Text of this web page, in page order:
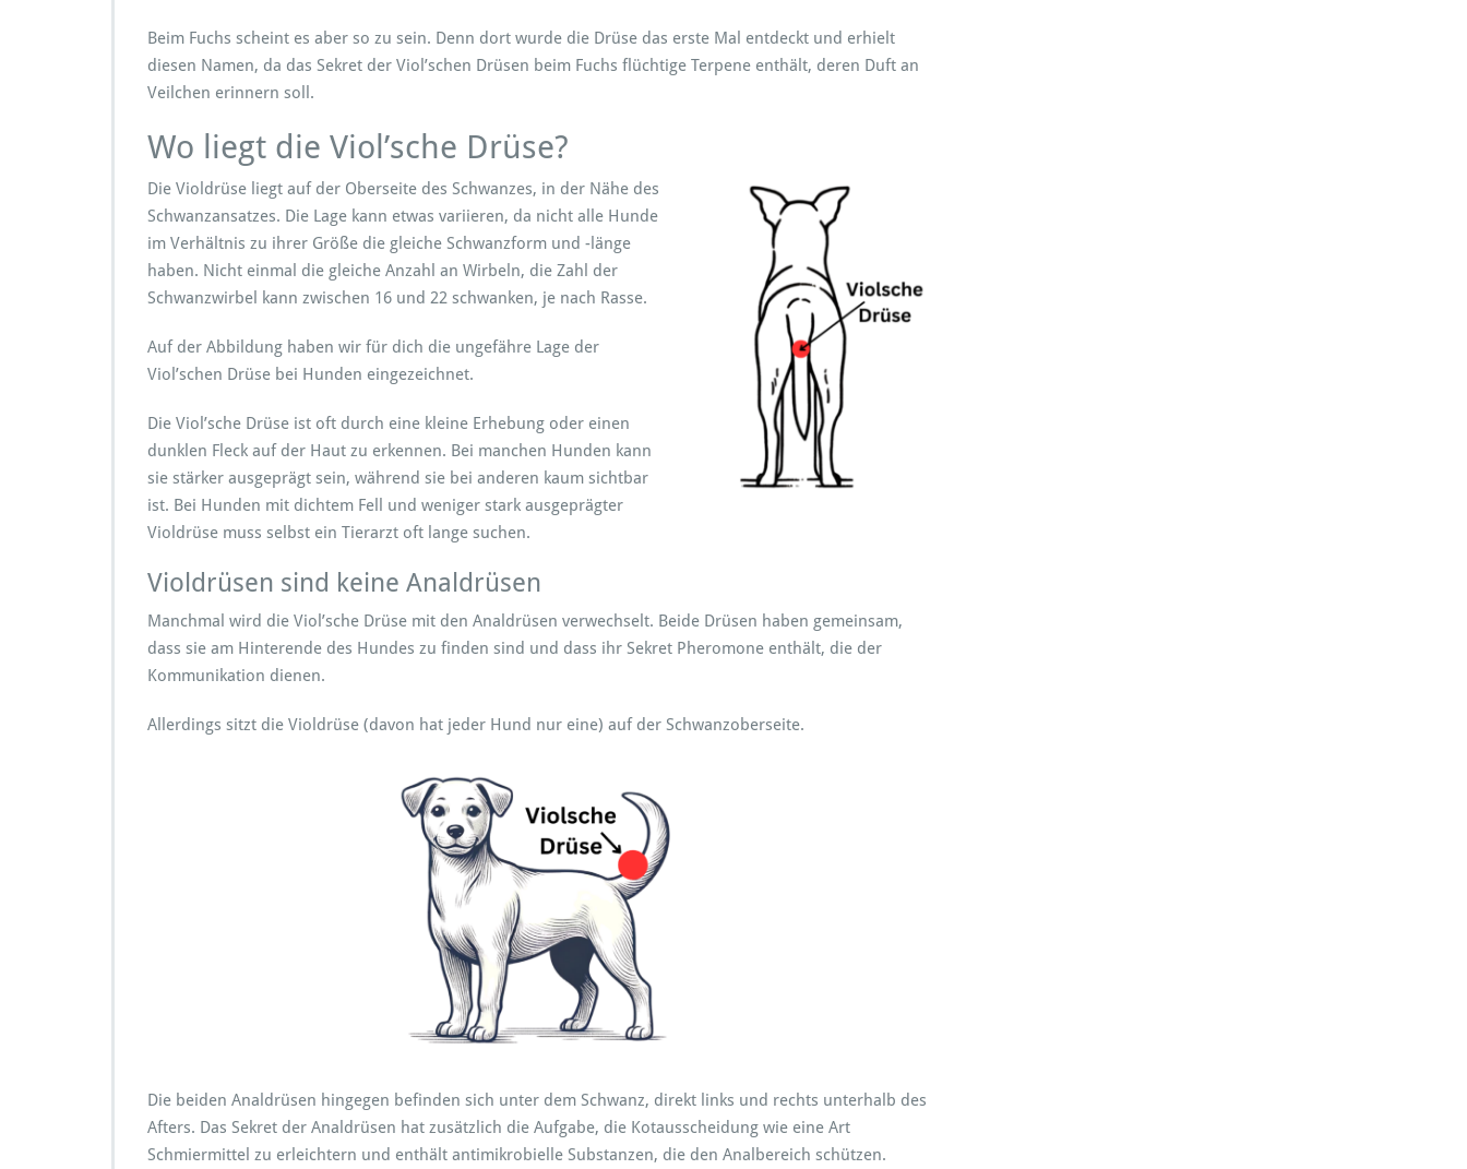
Beim Fuchs scheint es aber so zu sein. Denn dort wurde die Drüse das erste Mal entdeckt und erhielt
diesen Namen, da das Sekret der Viol’schen Drüsen beim Fuchs flüchtige Terpene enthält, deren Duft an
Veilchen erinnern soll.
Wo liegt die Viol’sche Drüse?
Die Violdrüse liegt auf der Oberseite des Schwanzes, in der Nähe des
Schwanzansatzes. Die Lage kann etwas variieren, da nicht alle Hunde
im Verhältnis zu ihrer Größe die gleiche Schwanzform und -länge
haben. Nicht einmal die gleiche Anzahl an Wirbeln, die Zahl der
Schwanzwirbel kann zwischen 16 und 22 schwanken, je nach Rasse.
Auf der Abbildung haben wir für dich die ungefähre Lage der
Viol’schen Drüse bei Hunden eingezeichnet.
Die Viol’sche Drüse ist oft durch eine kleine Erhebung oder einen
dunklen Fleck auf der Haut zu erkennen. Bei manchen Hunden kann
sie stärker ausgeprägt sein, während sie bei anderen kaum sichtbar
ist. Bei Hunden mit dichtem Fell und weniger stark ausgeprägter
Violdrüse muss selbst ein Tierarzt oft lange suchen.
Violdrüsen sind keine Analdrüsen
Manchmal wird die Viol’sche Drüse mit den Analdrüsen verwechselt. Beide Drüsen haben gemeinsam,
dass sie am Hinterende des Hundes zu finden sind und dass ihr Sekret Pheromone enthält, die der
Kommunikation dienen.
Allerdings sitzt die Violdrüse (davon hat jeder Hund nur eine) auf der Schwanzoberseite.
Die beiden Analdrüsen hingegen befinden sich unter dem Schwanz, direkt links und rechts unterhalb des
Afters. Das Sekret der Analdrüsen hat zusätzlich die Aufgabe, die Kotausscheidung wie eine Art
Schmiermittel zu erleichtern und enthält antimikrobielle Substanzen, die den Analbereich schützen.